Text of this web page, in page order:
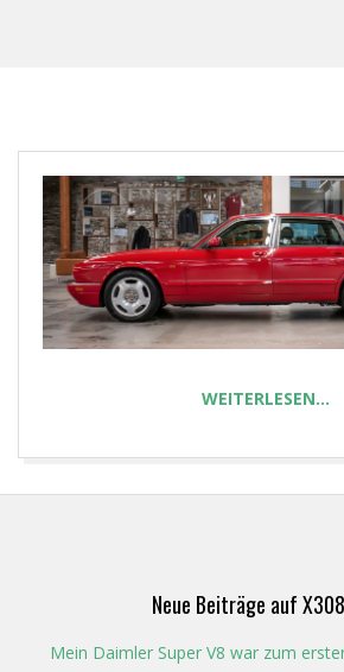
T
WEITERLESEN…
Neue Beiträge auf
Mein Daimler Super V8 war zum